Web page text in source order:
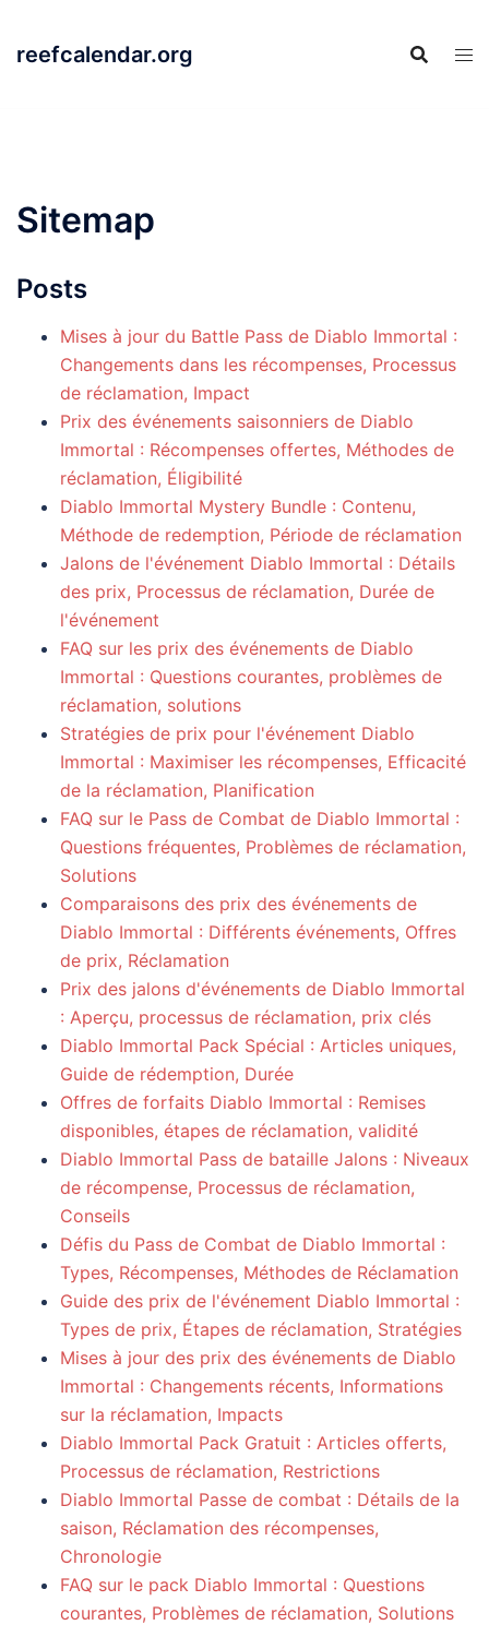
content
reefcalendar.org
Sitemap
Posts
Mises à jour du Battle Pass de Diablo Immortal :
Changements dans les récompenses, Processus
de réclamation, Impact
Prix des événements saisonniers de Diablo
Immortal : Récompenses offertes, Méthodes de
réclamation, Éligibilité
Diablo Immortal Mystery Bundle : Contenu,
Méthode de redemption, Période de réclamation
Jalons de l'événement Diablo Immortal : Détails
des prix, Processus de réclamation, Durée de
l'événement
FAQ sur les prix des événements de Diablo
Immortal : Questions courantes, problèmes de
réclamation, solutions
Stratégies de prix pour l'événement Diablo
Immortal : Maximiser les récompenses, Efficacité
de la réclamation, Planification
FAQ sur le Pass de Combat de Diablo Immortal :
Questions fréquentes, Problèmes de réclamation,
Solutions
Comparaisons des prix des événements de
Diablo Immortal : Différents événements, Offres
de prix, Réclamation
Prix des jalons d'événements de Diablo Immortal
: Aperçu, processus de réclamation, prix clés
Diablo Immortal Pack Spécial : Articles uniques,
Guide de rédemption, Durée
Offres de forfaits Diablo Immortal : Remises
disponibles, étapes de réclamation, validité
Diablo Immortal Pass de bataille Jalons : Niveaux
de récompense, Processus de réclamation,
Conseils
Défis du Pass de Combat de Diablo Immortal :
Types, Récompenses, Méthodes de Réclamation
Guide des prix de l'événement Diablo Immortal :
Types de prix, Étapes de réclamation, Stratégies
Mises à jour des prix des événements de Diablo
Immortal : Changements récents, Informations
sur la réclamation, Impacts
Diablo Immortal Pack Gratuit : Articles offerts,
Processus de réclamation, Restrictions
Diablo Immortal Passe de combat : Détails de la
saison, Réclamation des récompenses,
Chronologie
FAQ sur le pack Diablo Immortal : Questions
courantes, Problèmes de réclamation, Solutions